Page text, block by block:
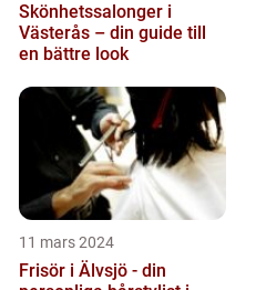
Skönhetssalonger i
Västerås – din guide till
en bättre look
11 mars 2024
Frisör i Älvsjö - din